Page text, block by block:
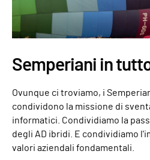
Semperiani in
Ovunque ci troviamo, i
condividono la missione di
informatici. Condividiamo la
degli AD ibridi. E condividiamo
valori aziendali fondamentali.